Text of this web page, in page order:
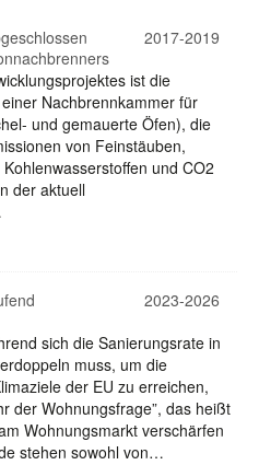
2017-2019
ist die
Nachbrennkammer für
und gemauerte Öfen), die
von Feinstäuben,
und CO2
der aktuell
2023-2026
sich die Sanierungsrate in
muss, um die
der EU zu erreichen,
der Wohnungsfrage”, das heißt
Wohnungsmarkt verschärfen
stehen sowohl von…